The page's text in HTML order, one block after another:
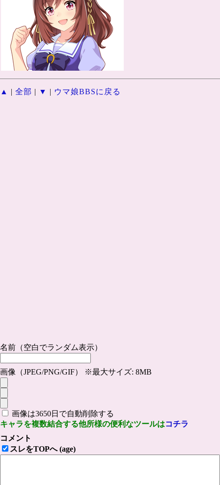
▲ | 全部 | ▼ | ウマ娘BBSに戻る
名前（空白でランダム表示）
画像（JPEG/PNG/GIF） ※最大サイズ: 8MB
画像は3650日で自動削除する
キャラを複数結合する他所様の便利なツールはコチラ
コメント
スレをTOPへ (age)